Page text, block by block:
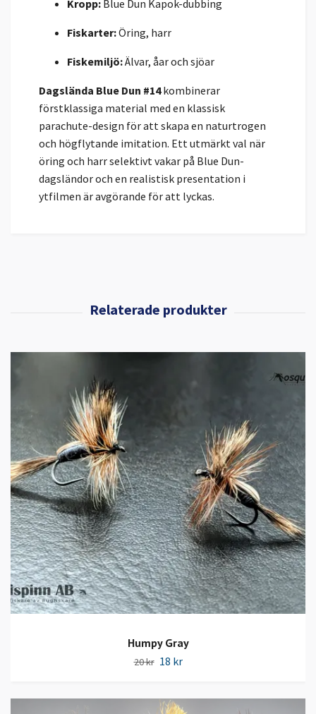
Kropp: Blue Dun Kapok-dubbing
Fiskarter:Öring, harr
Fiskemiljö:Älvar, åar och sjöar
Dagslända Blue Dun #14kombinerar
förstklassiga material med en klassisk
parachute-design för att skapa en naturtrogen
och högflytande imitation. Ett utmärkt val när
öring och harr selektivt vakar på Blue Dun-
dagsländor och en realistisk presentation i
ytfilmen är avgörande för att lyckas.
Humpy Gray
20 kr 18 kr